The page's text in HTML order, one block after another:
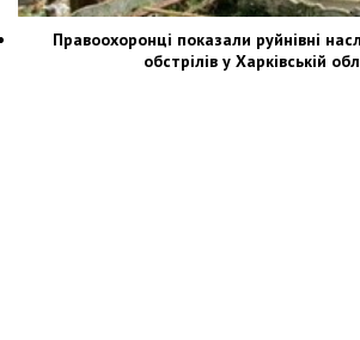
Правоохоронці показали руйнівні
обстрілів у Харківській